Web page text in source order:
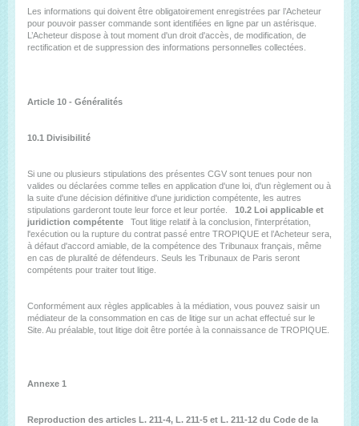
Les informations qui doivent être obligatoirement enregistrées par l’Acheteur
pour pouvoir passer commande sont identifiées en ligne par un astérisque.
L’Acheteur dispose à tout moment d'un droit d'accès, de modification, de
rectification et de suppression des informations personnelles collectées.
Article 10 - Généralités
10.1 Divisibilité
Si une ou plusieurs stipulations des présentes CGV sont tenues pour non
valides ou déclarées comme telles en application d'une loi, d'un règlement ou à
la suite d'une décision définitive d'une juridiction compétente, les autres
stipulations garderont toute leur force et leur portée. 10.2 Loi applicable et
juridiction compétente Tout litige relatif à la conclusion, l'interprétation,
l'exécution ou la rupture du contrat passé entre TROPIQUE et l’Acheteur sera,
à défaut d'accord amiable, de la compétence des Tribunaux français, même
en cas de pluralité de défendeurs. Seuls les Tribunaux de Paris seront
compétents pour traiter tout litige.
Conformément aux règles applicables à la médiation, vous pouvez saisir un
médiateur de la consommation en cas de litige sur un achat effectué sur le
Site. Au préalable, tout litige doit être portée à la connaissance de TROPIQUE.
Annexe 1
Reproduction des articles L. 211-4, L. 211-5 et L. 211-12 du Code de la